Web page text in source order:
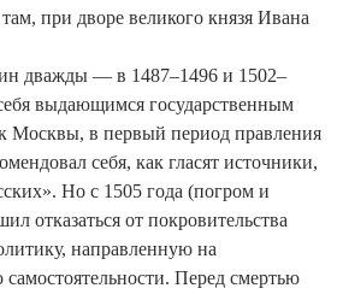
при дворе великого князя Ивана
дважды — в 1487–1496 и 1502–
выдающимся государственным
Москвы, в первый период правления
себя, как гласят источники,
Но с 1505 года (погром и
отказаться от покровительства
направленную на
Перед смертью